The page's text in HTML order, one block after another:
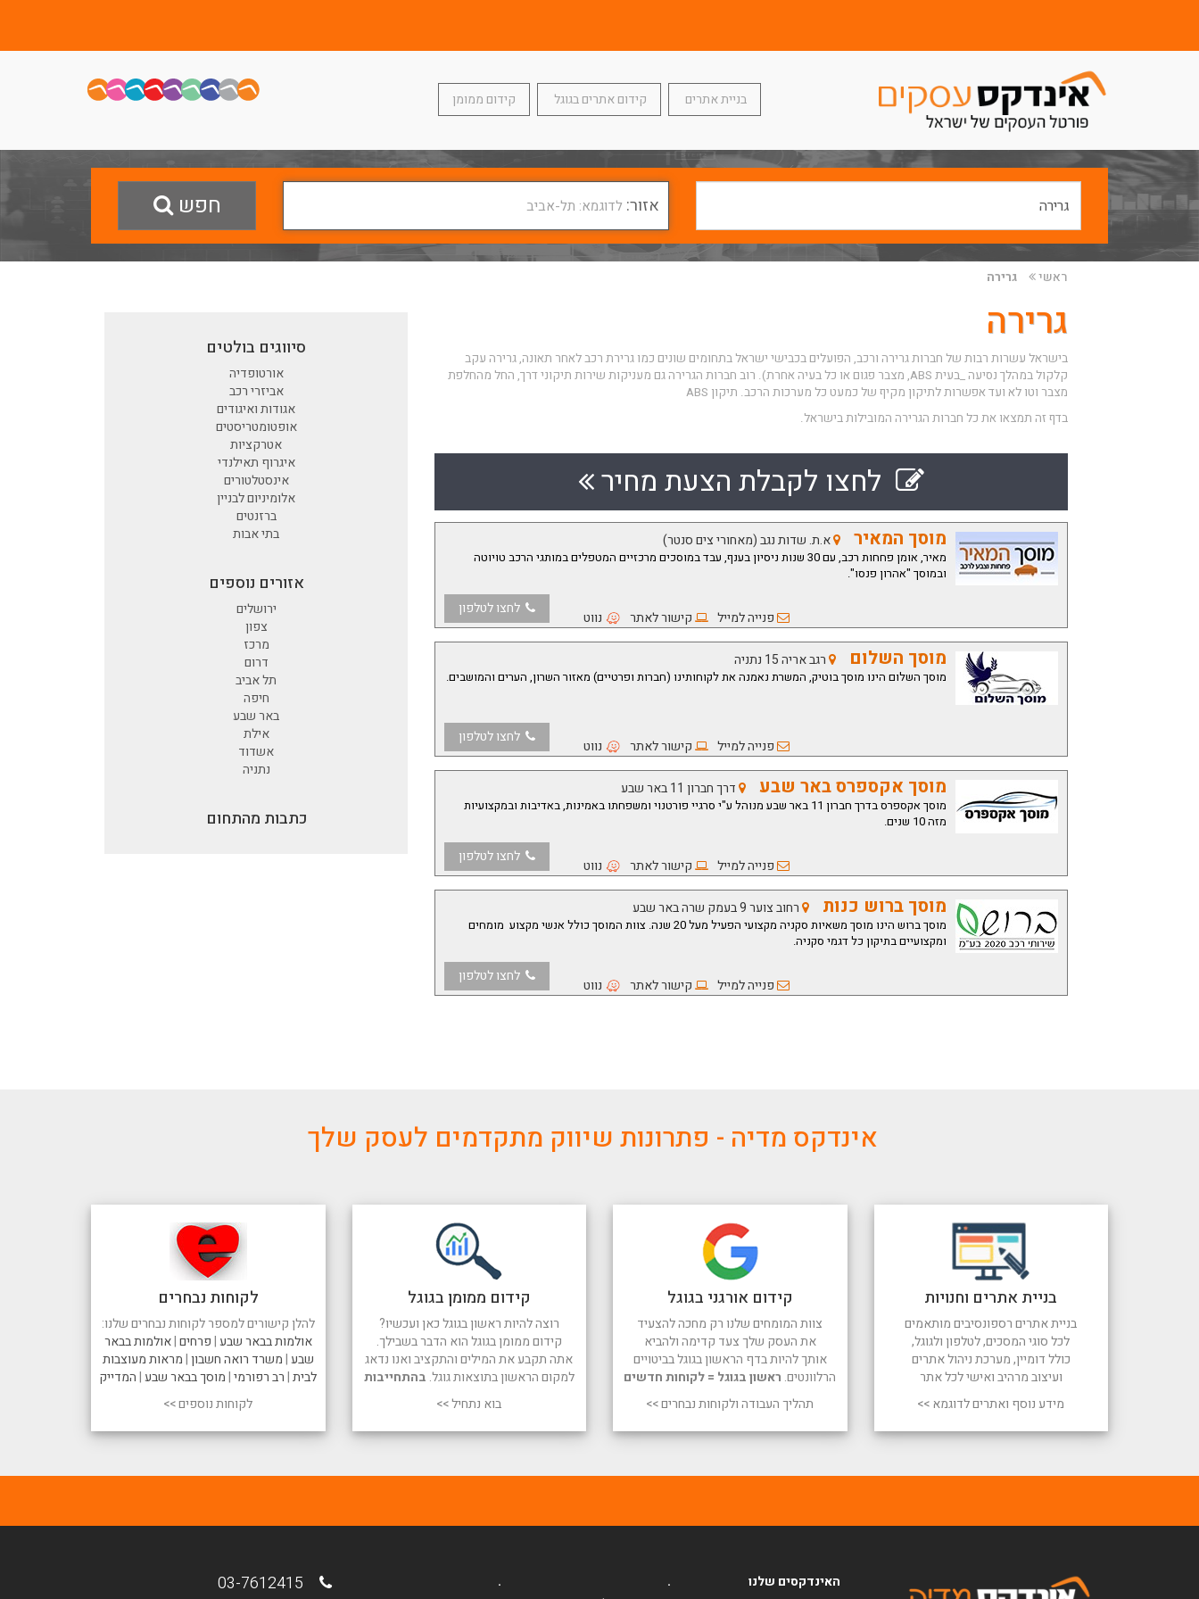
בניית אתרים קידום אתרים בגוגל קידום ממומן
אזור: לדוגמא: תל-אביב חפש
סיווגים בולטים
אורטופדיה
אביזרי רכב
אגודות ואיגודים
אופטומטריסטים
אטרקציות
איגרוף תאילנדי
אינסטלטורים
אלומיניום לבניין
ברזנטים
בתי אבות
אזורים נוספים
ירושלים
צפון
מרכז
דרום
תל אביב
חיפה
באר שבע
אילת
אשדוד
נתניה
כתבות מהתחום
ראשי גרירה
גרירה
בישראל עשרות רבות של חברות גרירה ורכב, הפועלים בכבישי ישראל בתחומים שונים כמו גרירת רכב לאחר תאונה, גרירה עקב
קלקול במהלך נסיעה _בעית ABS, מצבר פגום או כל בעיה אחרת). רוב חברות הגרירה גם מעניקות שירות תיקוני דרך, החל מהחלפת
מצבר וטו לא ועד אפשרות לתיקון מקיף של כמעט כל מערכות הרכב. תיקון ABS
בדף זה תמצאו את כל חברות הגרירה המובילות בישראל.
לחצו לקבלת הצעת מחיר
מוסך המאיר א.ת. שדות נגב (מאחורי צים סנטר)
מאיר, אומן פחחות רכב, עם 30 שנות ניסיון בענף, עבד במוסכים מרכזיים המטפלים במותגי הרכב טויוטה
ובמוסך "אהרון פנסו".
פנייה למייל קישור לאתר נווט
לחצו לטלפון
מוסך השלום רגב אריה 15 נתניה
מוסך השלום הינו מוסך בוטיק, המשרת נאמנה את לקוחותינו (חברות ופרטיים) מאזור השרון, הערים והמושבים.
פנייה למייל קישור לאתר נווט
לחצו לטלפון
מוסך אקספרס באר שבע דרך חברון 11 באר שבע
מוסך אקספרס בדרך חברון 11 באר שבע מנוהל ע"י סרגיי פורטנוי ומשפחתו באמינות, באדיבות ובמקצועיות
מזה 10 שנים.
פנייה למייל קישור לאתר נווט
לחצו לטלפון
מוסך ברוש כנות רחוב צוער 9 בעמק שרה באר שבע
מוסך ברוש הינו מוסך משאיות סקניה מקצועי הפעיל מעל 20 שנה. צוות המוסך כולל אנשי מקצוע מומחים
ומקצועיים בתיקון כל דגמי סקניה.
פנייה למייל קישור לאתר נווט
לחצו לטלפון
אינדקס מדיה - פתרונות שיווק מתקדמים לעסק שלך
לקוחות נבחרים
להלן קישורים למספר לקוחות נבחרים שלנו:
אולמות בבאר שבע|פרחים|אולמות בבאר
שבע|משרד רואה חשבון|מראות מעוצבות
לבית|רב רפורמי|מוסך בבאר שבע|המדייק
לקוחות נוספים >>
קידום ממומן בגוגל
רוצה להיות ראשון בגוגל כאן ועכשיו?
קידום ממומן בגוגל הוא הדבר בשבילך.
אתה תקבע את המילים והתקציב ואנו נדאג
למקום הראשון בתוצאות גוגל. בהתחייבות
בוא נתחיל >>
קידום אורגני בגוגל
צוות המומחים שלנו רק מחכה להצעיד
את העסק שלך צעד קדימה ולהביא
אותך להיות בדף הראשון בגוגל בביטויים
הרלוונטים. ראשון בגוגל = לקוחות חדשים
תהליך העבודה ולקוחות נבחרים >>
בניית אתרים וחנויות
בניית אתרים רספונסיבים מותאמים
לכל סוגי המסכים, לטלפון ולגוגל,
כולל דומיין, מערכת ניהול אתרים
ועיצוב מרהיב ואישי לכל אתר
מידע נוסף ואתרים לדוגמא >>
. . האינדקסים שלנו